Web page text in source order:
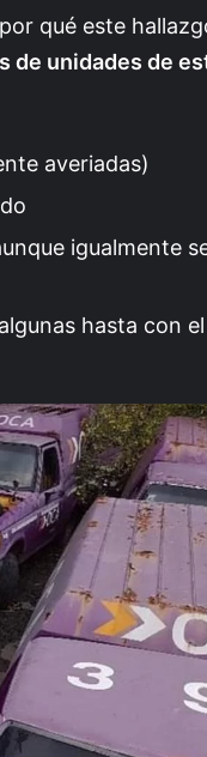
qué este
de unidades de
averiadas)
igualmente
hasta con el